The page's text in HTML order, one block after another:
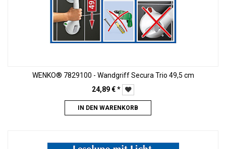
WENKO® 7829100 - Wandgriff Secura Trio 49,5 cm
24,89€*
IN DEN WARENKORB